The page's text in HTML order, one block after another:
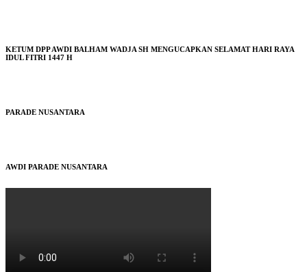
KETUM DPP AWDI BALHAM WADJA SH MENGUCAPKAN SELAMAT HARI RAYA
IDUL FITRI 1447 H
PARADE NUSANTARA
AWDI PARADE NUSANTARA